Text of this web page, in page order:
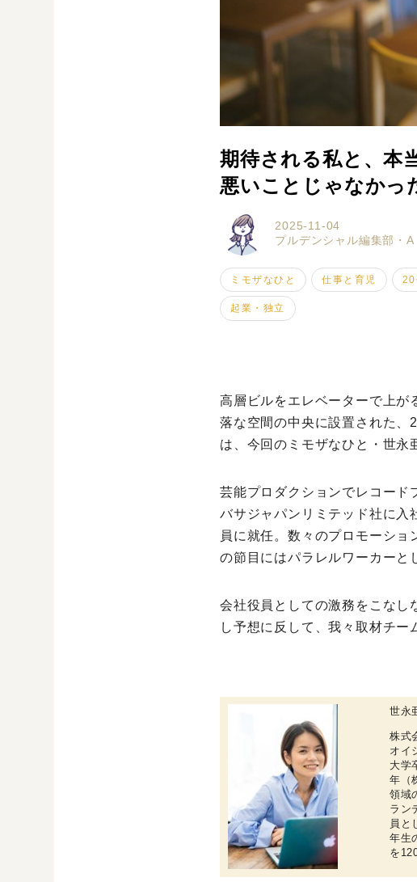
期待される私と、本
悪いことじゃなか
2025-11-04
プルデンシャル編集部・A
ミモザなひと 仕事と育児 20
起業・独立
高層ビルをエレベーターで上が
落な空間の中央に設置された、
は、今回のミモザなひと・世永
芸能プロダクションでレコード
バサジャパンリミテッド社に入
員に就任。数々のプロモーシ
の節目にはパラレルワーカーと
会社役員としての激務をこなし
し予想に反して、我々取材チ
世永
株式
オイ
大学
年（
領域
ラン
員と
年生
を